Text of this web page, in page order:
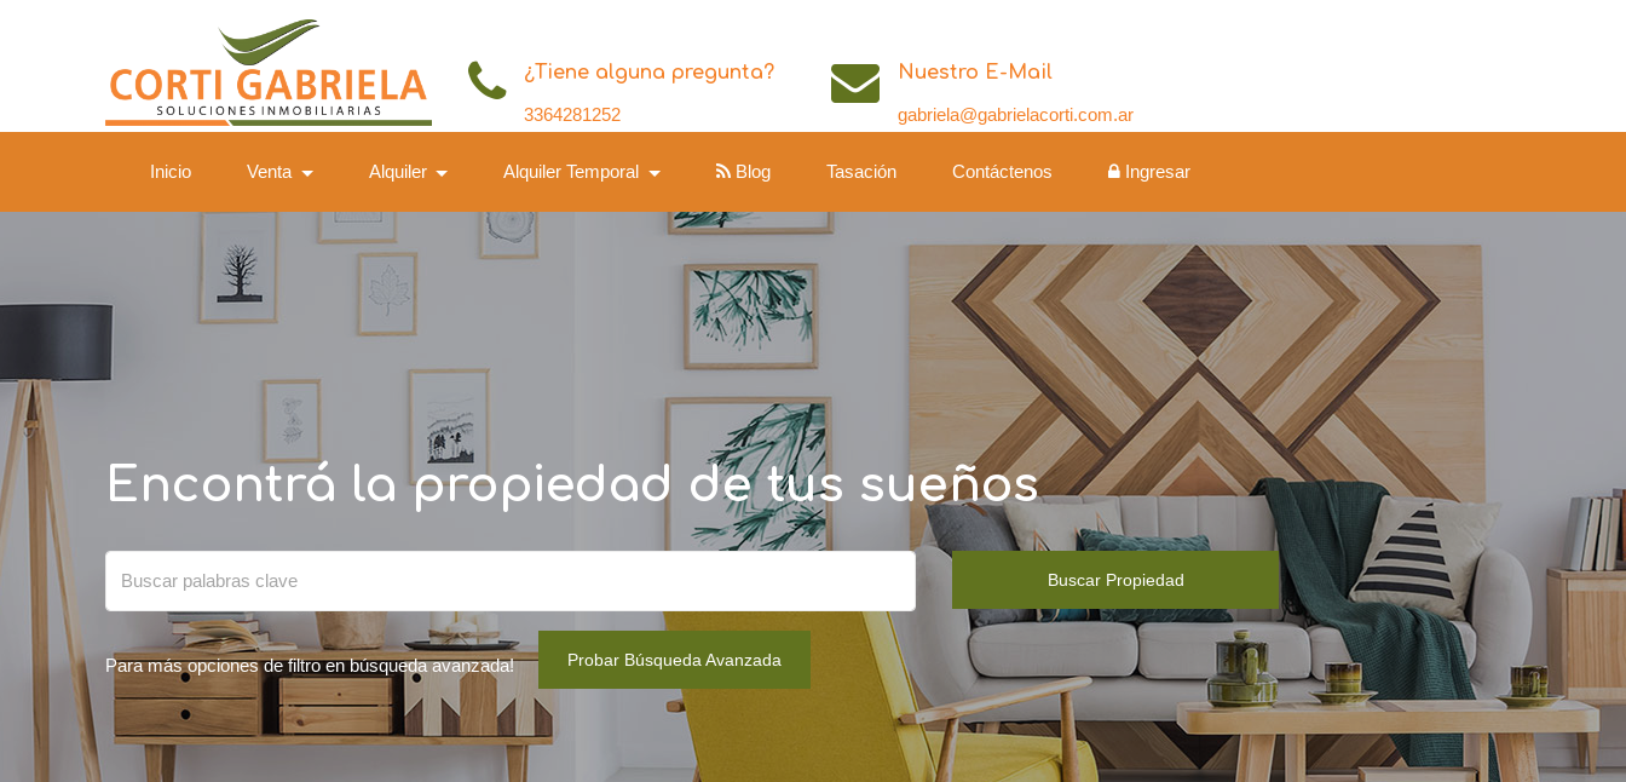
¿Tiene alguna pregunta?
3364281252
Nuestro E-Mail
gabriela@gabrielacorti.com.ar
Inicio Venta Alquiler Alquiler Temporal Blog Tasación Contáctenos Ingresar
Encontrá la propiedad de tus sueños
Buscar Propiedad
Para más opciones de filtro en búsqueda avanzada! Probar Búsqueda Avanzada